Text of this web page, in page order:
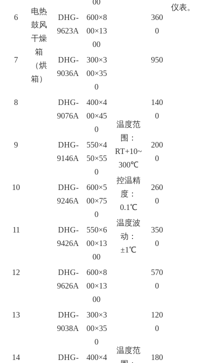
电热
鼓风
干燥
箱
（烘
箱）
仪表。
00
6
DHG-
9623A
600×8
00×13
00
360
0
7
DHG-
9036A
300×3
00×35
0
温度范
围：
RT+10~
300℃
控温精
度：
0.1℃
温度波
动：
±1℃
950
8
DHG-
9076A
400×4
00×45
0
140
0
9
DHG-
9146A
550×4
50×55
0
200
0
10
DHG-
9246A
600×5
00×75
0
260
0
11
DHG-
9426A
550×6
00×13
00
350
0
12
DHG-
9626A
600×8
00×13
00
570
0
13
DHG-
9038A
300×3
00×35
0
温度范
120
0
14 DHG- 400×4 180